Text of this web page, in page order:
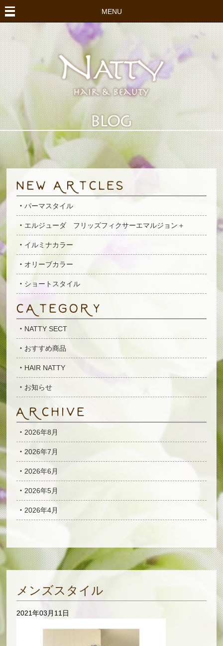
MENU
パーマスタイル
エルジューダ フリッズフィクサーエマルジョン＋
イルミナカラー
オリーブカラー
ショートスタイル
NATTY SECT
おすすめ商品
HAIR NATTY
お知らせ
2026年8月
2026年7月
2026年6月
2026年5月
2026年4月
メンズスタイル
2021年03月11日